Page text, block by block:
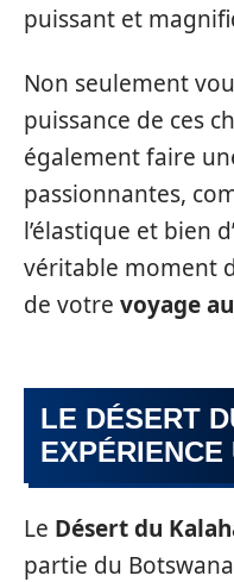
puissant et
Non seulement
puissance de ces
également faire
passionnantes,
l’élastique et bien
véritable moment
de votre voyage
LE DÉSERT
EXPÉRIENCE
Le Désert du
partie du